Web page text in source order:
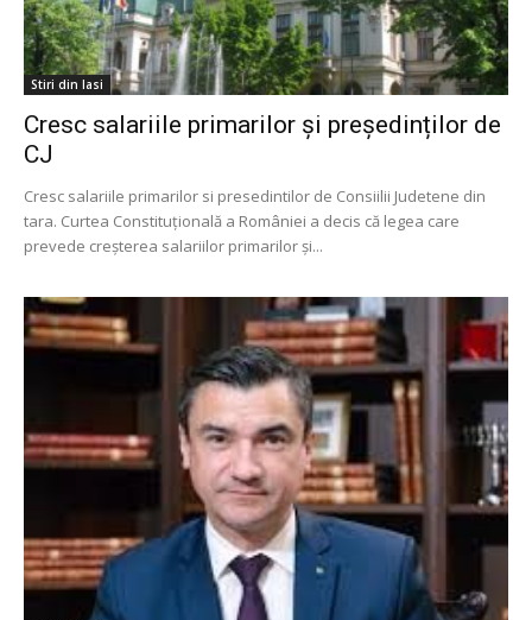
Stiri din Iasi
Cresc salariile primarilor și președinților de
CJ
Cresc salariile primarilor si presedintilor de Consiilii Judetene din
tara. Curtea Constituţională a României a decis că legea care
prevede creșterea salariilor primarilor și...